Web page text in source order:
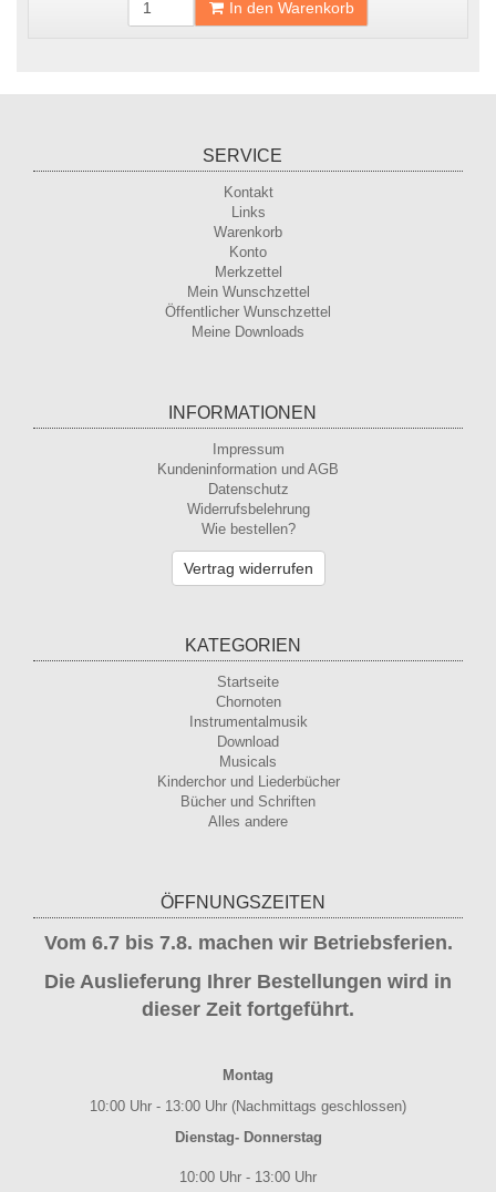
In den Warenkorb
SERVICE
Kontakt
Links
Warenkorb
Konto
Merkzettel
Mein Wunschzettel
Öffentlicher Wunschzettel
Meine Downloads
INFORMATIONEN
Impressum
Kundeninformation und AGB
Datenschutz
Widerrufsbelehrung
Wie bestellen?
Vertrag widerrufen
KATEGORIEN
Startseite
Chornoten
Instrumentalmusik
Download
Musicals
Kinderchor und Liederbücher
Bücher und Schriften
Alles andere
ÖFFNUNGSZEITEN
Vom 6.7 bis 7.8. machen wir Betriebsferien.
Die Auslieferung Ihrer Bestellungen wird in
dieser Zeit fortgeführt.
Montag
10:00 Uhr - 13:00 Uhr (Nachmittags geschlossen)
Dienstag- Donnerstag
10:00 Uhr - 13:00 Uhr